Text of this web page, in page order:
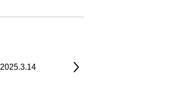
2025.3.14